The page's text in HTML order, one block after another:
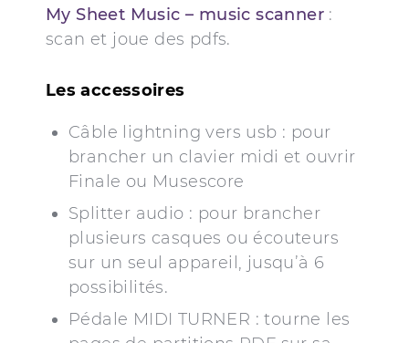
My Sheet Music – music scanner :
scan et joue des pdfs.
Les accessoires
Câble lightning vers usb : pour
brancher un clavier midi et ouvrir
Finale ou Musescore
Splitter audio : pour brancher
plusieurs casques ou écouteurs
sur un seul appareil, jusqu’à 6
possibilités.
Pédale MIDI TURNER : tourne les